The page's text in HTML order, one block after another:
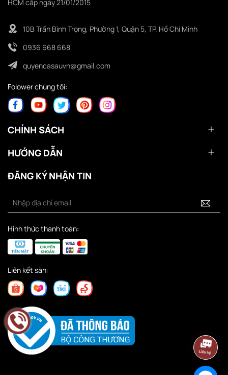
HCM cấp ngày 21/01/2015
10B Trần Bình Trọng, Phường 1, Quận 5, TP. Hồ Chí Minh
0936 668 668
quyencasauvn@gmail.com
Folower chúng tôi:
CHÍNH SÁCH
HƯỚNG DẪN
ĐĂNG KÝ NHẬN TIN
Hình thức thanh toán:
Liên kết sàn: